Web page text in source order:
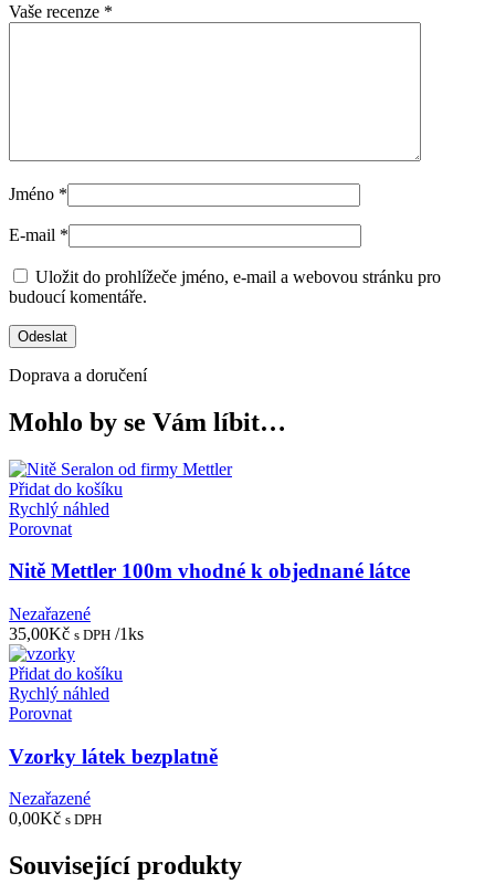
Vaše recenze *
Jméno *
E-mail *
Uložit do prohlížeče jméno, e-mail a webovou stránku pro
budoucí komentáře.
Doprava a doručení
Mohlo by se Vám líbit…
Přidat do košíku
Rychlý náhled
Porovnat
Nitě Mettler 100m vhodné k objednané látce
Nezařazené
35,00Kč s DPH /1ks
Přidat do košíku
Rychlý náhled
Porovnat
Vzorky látek bezplatně
Nezařazené
0,00Kč s DPH
Související produkty